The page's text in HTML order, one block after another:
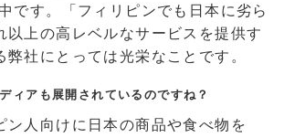
です。「フィリピンでも日本に劣ら
以上の高レベルなサービスを提供す
弊社にとっては光栄なことです。
ィアも展開されているのですね？
人向けに日本の商品や食べ物を